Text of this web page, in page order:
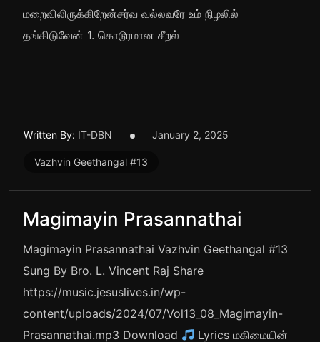
மறைவிலிருக்கிறேன்சர்வ வல்லவரே உம் நிழலில்
தங்கிடுவேன் 1. கொடூரமான சீறல்
Written By: IT-DBN January 2, 2025
Vazhvin Geethangal #13
Magimayin Prasannathai
Magimayin Prasannathai Vazhvin Geethangal #13
Sung By Bro. L. Vincent Raj Share
https://music.jesuslives.in/wp-
content/uploads/2024/07/Vol13_08_Magimayin-
Prasannathai.mp3 Download
Lyrics மகிமையின்